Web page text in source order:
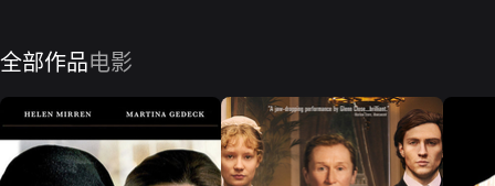
全部作品电影